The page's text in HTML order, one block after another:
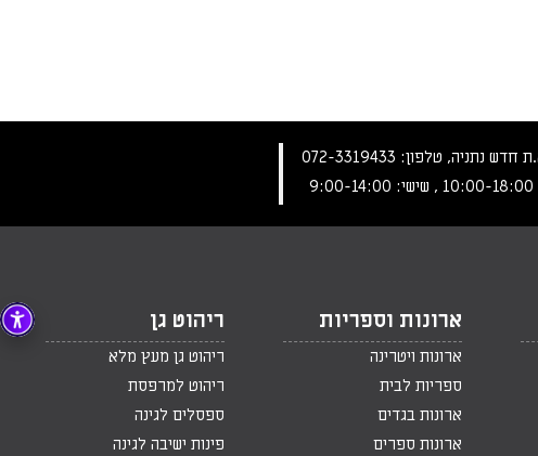
072-3319433
ארונות וספריות
ארונות ויטרינה
ספריות לבית
ארונות בגדים
ארונות ספרים
ריהוט גן
ריהוט גן מעץ מלא
ריהוט למרפסת
ספסלים לגינה
פינות ישיבה לגינה